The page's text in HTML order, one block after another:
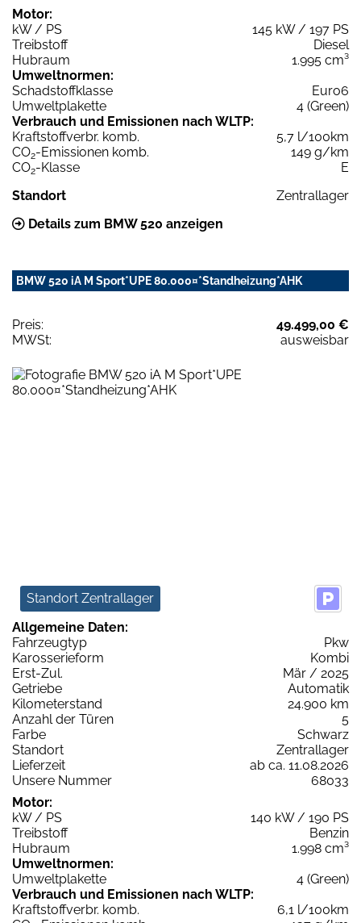
Motor:
kW / PS
145 kW / 197 PS
Treibstoff
Diesel
Hubraum
1.995 cm³
Umweltnormen:
Schadstoffklasse
Euro6
Umweltplakette
4 (Green)
Verbrauch und Emissionen nach WLTP:
Kraftstoffverbr. komb.
5,7 l/100km
CO2-Emissionen komb.
149 g/km
CO2-Klasse
E
Standort
Zentrallager
Details zum BMW 520 anzeigen
BMW 520 iA M Sport*UPE 80.000¤*Standheizung*AHK
Preis:
49.499,00 €
MWSt:
ausweisbar
Standort Zentrallager
Allgemeine Daten:
Fahrzeugtyp
Pkw
Karosserieform
Kombi
Erst-Zul.
Mär / 2025
Getriebe
Automatik
Kilometerstand
24.900 km
Anzahl der Türen
5
Farbe
Schwarz
Standort
Zentrallager
Lieferzeit
ab ca. 11.08.2026
Unsere Nummer
68033
Motor:
kW / PS
140 kW / 190 PS
Treibstoff
Benzin
Hubraum
1.998 cm³
Umweltnormen:
Umweltplakette
4 (Green)
Verbrauch und Emissionen nach WLTP:
Kraftstoffverbr. komb.
6,1 l/100km